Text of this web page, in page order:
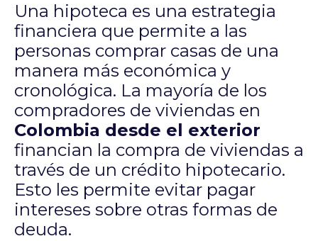
Una hipoteca es una estrategia
financiera que permite a las
personas comprar casas de una
manera más económica y
cronológica. La mayoría de los
compradores de viviendas en
Colombia desde el exterior
financian la compra de viviendas a
través de un crédito hipotecario.
Esto les permite evitar pagar
intereses sobre otras formas de
deuda.